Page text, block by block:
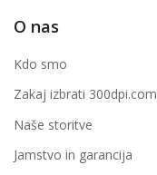
O nas
Kdo smo
Zakaj izbrati 300dpi.com
Naše storitve
Jamstvo in garancija